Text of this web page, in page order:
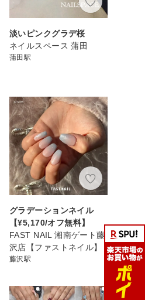
淡いピンクグラデ桜
ネイルスペース 蒲田
蒲田駅
グラデーションネイル
【¥5,170/オフ無料】
FAST NAIL 湘南ゲート藤
沢店【ファストネイル】
藤沢駅